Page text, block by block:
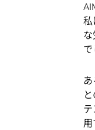
私
で
あ
テ